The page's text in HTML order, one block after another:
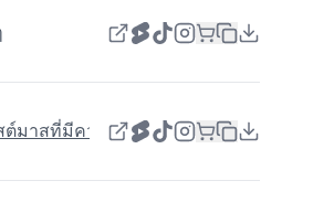
มาสที่มีความสุข | สวัสดีปีใหม่